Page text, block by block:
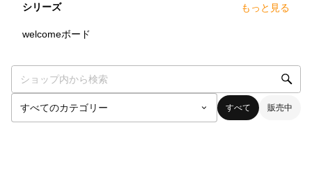
シリーズ もっと見る
welcomeボード
すべて 販売中